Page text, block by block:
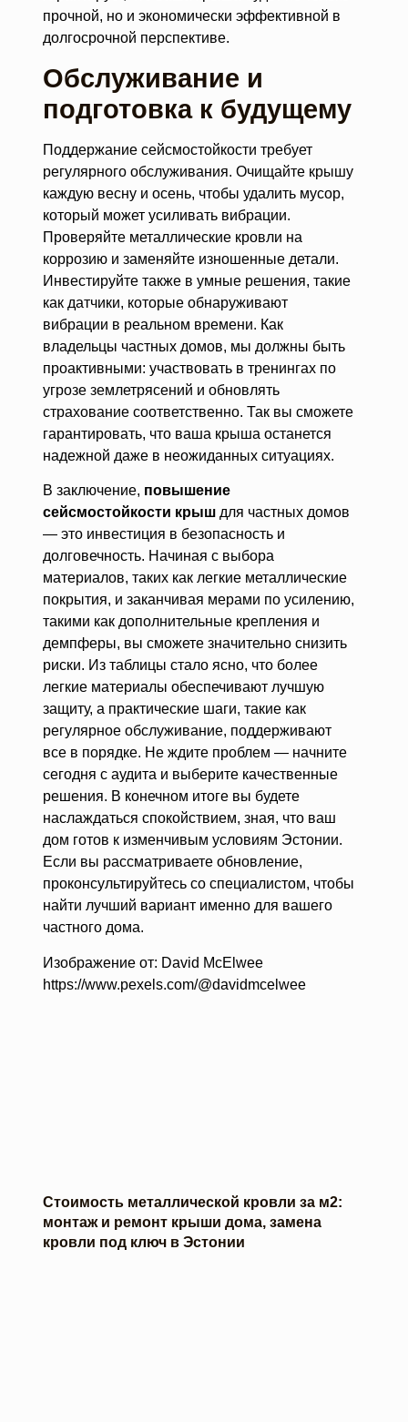
прочной, но и экономически эффективной в
долгосрочной перспективе.
Обслуживание и
подготовка к будущему
Поддержание сейсмостойкости требует
регулярного обслуживания. Очищайте крышу
каждую весну и осень, чтобы удалить мусор,
который может усиливать вибрации.
Проверяйте металлические кровли на
коррозию и заменяйте изношенные детали.
Инвестируйте также в умные решения, такие
как датчики, которые обнаруживают
вибрации в реальном времени. Как
владельцы частных домов, мы должны быть
проактивными: участвовать в тренингах по
угрозе землетрясений и обновлять
страхование соответственно. Так вы сможете
гарантировать, что ваша крыша останется
надежной даже в неожиданных ситуациях.
В заключение, повышение
сейсмостойкости крышдля частных домов
— это инвестиция в безопасность и
долговечность. Начиная с выбора
материалов, таких как легкие металлические
покрытия, и заканчивая мерами по усилению,
такими как дополнительные крепления и
демпферы, вы сможете значительно снизить
риски. Из таблицы стало ясно, что более
легкие материалы обеспечивают лучшую
защиту, а практические шаги, такие как
регулярное обслуживание, поддерживают
все в порядке. Не ждите проблем — начните
сегодня с аудита и выберите качественные
решения. В конечном итоге вы будете
наслаждаться спокойствием, зная, что ваш
дом готов к изменчивым условиям Эстонии.
Если вы рассматриваете обновление,
проконсультируйтесь со специалистом, чтобы
найти лучший вариант именно для вашего
частного дома.
Изображение от: David McElwee
https://www.pexels.com/@davidmcelwee
Стоимость металлической кровли за м2:
монтаж и ремонт крыши дома, замена
кровли под ключ в Эстонии